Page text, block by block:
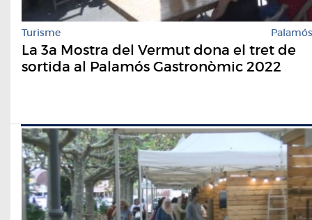
Turisme Palamós
La 3a Mostra del Vermut dona el tret de
sortida al Palamós Gastronòmic 2022